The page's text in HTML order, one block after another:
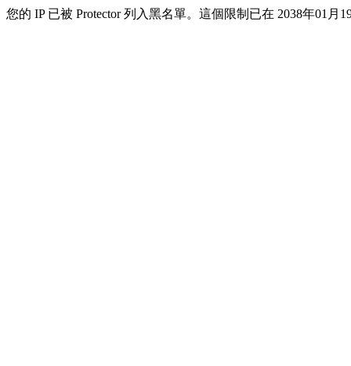
您的 IP 已被 Protector 列入黑名單。這個限制已在 2038年01月